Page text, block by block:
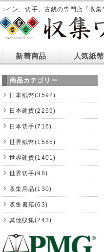
コイン、切手、古銭の専門店「収
新着商品 人気紙幣
商品カテゴリー
日本紙幣(3592)
日本硬貨(2259)
日本切手(716)
世界紙幣(1565)
世界硬貨(1401)
世界切手(98)
収集用品(130)
収集書籍(63)
其他収集(243)